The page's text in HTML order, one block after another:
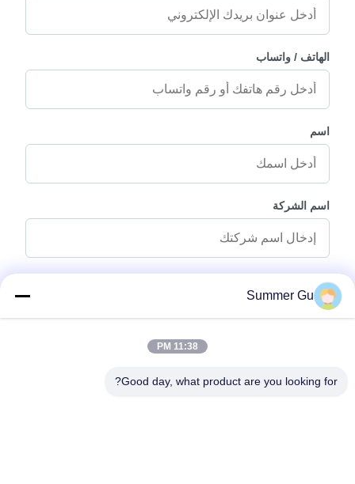
الهاتف / واتساب
اسم
اسم الشركة
رسالة استفسار
Summer Gu
11:38 PM
Good day, what product are you looking for?